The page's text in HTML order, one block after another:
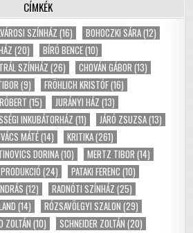
CÍMKÉK
SZÍNHÁZ (16) BOHOCZKI SÁRA(12)
(20) BÍRÓ BENCE(10)
SZÍNHÁZ (26) CHOVÁN GÁBOR (13)
(9) FRÖHLICH KRISTÓF(16)
(15) JURÁNYI HÁZ (13)
INKUBÁTORHÁZ (11) JÁRÓ ZSUZSA(13)
MÁTÉ(14) KRITIKA(261)
DORINA(10) MERTZ TIBOR (14)
(24) PATAKI FERENC (10)
(12) RADNÓTI SZÍNHÁZ (25)
(14) RÓZSAVÖLGYI SZALON (29)
ZOLTÁN (10) SCHNEIDER ZOLTÁN (20)